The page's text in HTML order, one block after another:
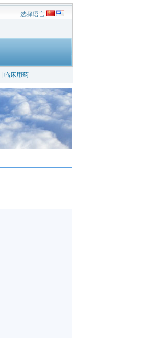
选择语言
临床用药